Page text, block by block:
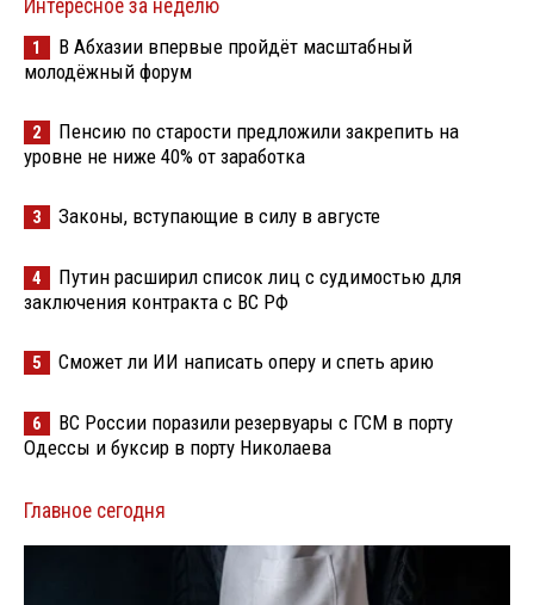
Интересное за неделю
1
В Абхазии впервые пройдёт масштабный
молодёжный форум
2
Пенсию по старости предложили закрепить на
уровне не ниже 40% от заработка
3 Законы, вступающие в силу в августе
4
Путин расширил список лиц с судимостью для
заключения контракта с ВС РФ
5 Сможет ли ИИ написать оперу и спеть арию
6
ВС России поразили резервуары с ГСМ в порту
Одессы и буксир в порту Николаева
Главное сегодня